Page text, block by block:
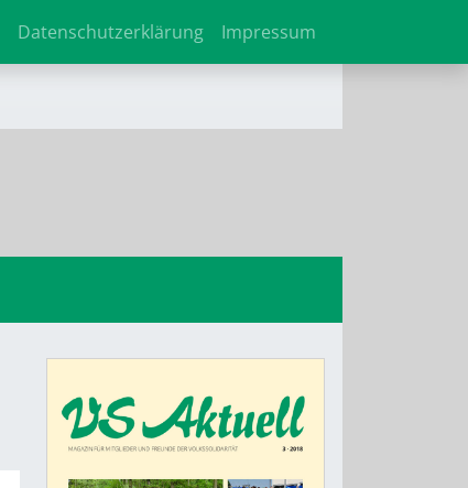
Datenschutzerklärung Impressum